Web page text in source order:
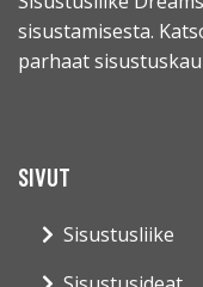
sisustamisesta.
parhaat
SIVUT
Sisustusliike